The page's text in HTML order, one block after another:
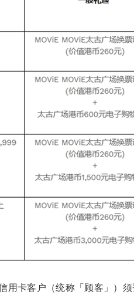
用卡客户（统称「顾客」）须